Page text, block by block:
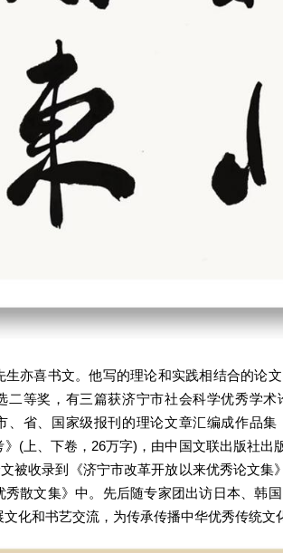
生亦喜书文。他写的理论和实践相结合的论
二等奖，有三篇获济宁市社会科学优秀学
、省、国家级报刊的理论文章汇编成作品
》(上、下卷，26万字)，由中国文联出版社
被收录到《济宁市改革开放以来优秀论文集
秀散文集》中。先后随专家团出访日本、韩
化和书艺交流，为传承传播中华优秀传统文